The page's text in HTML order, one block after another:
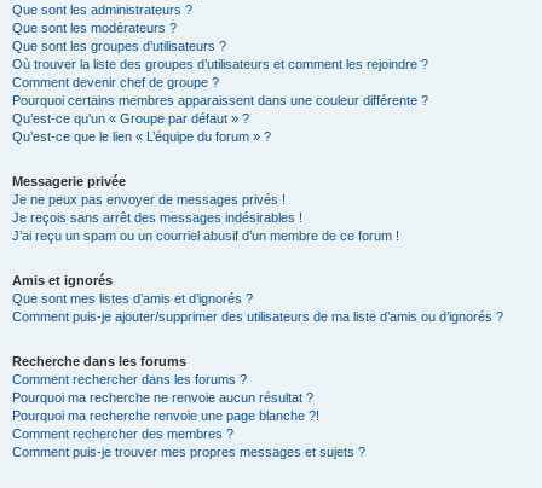
Que sont les administrateurs ?
Que sont les modérateurs ?
Que sont les groupes d’utilisateurs ?
Où trouver la liste des groupes d’utilisateurs et comment les rejoindre ?
Comment devenir chef de groupe ?
Pourquoi certains membres apparaissent dans une couleur différente ?
Qu’est-ce qu’un « Groupe par défaut » ?
Qu’est-ce que le lien « L’équipe du forum » ?
Messagerie privée
Je ne peux pas envoyer de messages privés !
Je reçois sans arrêt des messages indésirables !
J’ai reçu un spam ou un courriel abusif d’un membre de ce forum !
Amis et ignorés
Que sont mes listes d’amis et d’ignorés ?
Comment puis-je ajouter/supprimer des utilisateurs de ma liste d’amis ou d’ignorés ?
Recherche dans les forums
Comment rechercher dans les forums ?
Pourquoi ma recherche ne renvoie aucun résultat ?
Pourquoi ma recherche renvoie une page blanche ?!
Comment rechercher des membres ?
Comment puis-je trouver mes propres messages et sujets ?